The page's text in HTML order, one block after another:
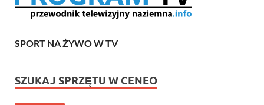
SPORT NA ŻYWO W TV
SZUKAJ SPRZĘTU W CENEO